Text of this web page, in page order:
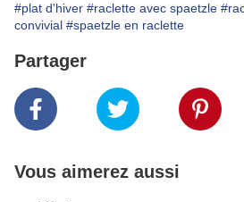
#plat d'hiver #raclette avec spaetzle
convivial #spaetzle en raclette
Partager
Vous aimerez aussi